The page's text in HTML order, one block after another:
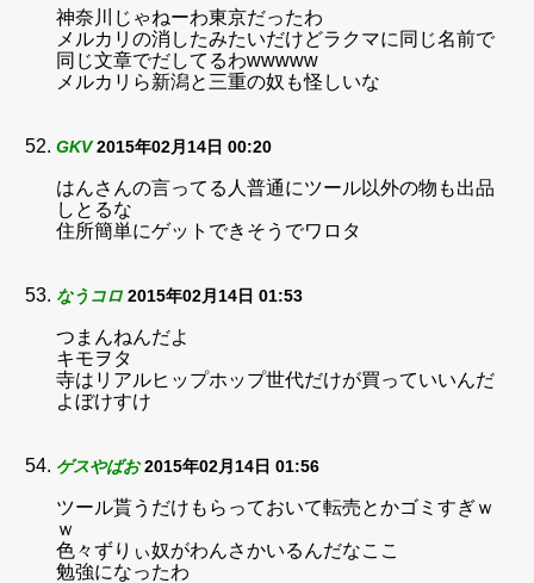
神奈川じゃねーわ東京だったわ
メルカリの消したみたいだけどラクマに同じ名前で
同じ文章でだしてるわwwwww
メルカリら新潟と三重の奴も怪しいな
GKV 2015年02月14日 00:20
はんさんの言ってる人普通にツール以外の物も出品
しとるな
住所簡単にゲットできそうでワロタ
なうコロ 2015年02月14日 01:53
つまんねんだよ
キモヲタ
寺はリアルヒップホップ世代だけが買っていいんだ
よぼけすけ
ゲスやばお 2015年02月14日 01:56
ツール貰うだけもらっておいて転売とかゴミすぎｗ
ｗ
色々ずりぃ奴がわんさかいるんだなここ
勉強になったわ